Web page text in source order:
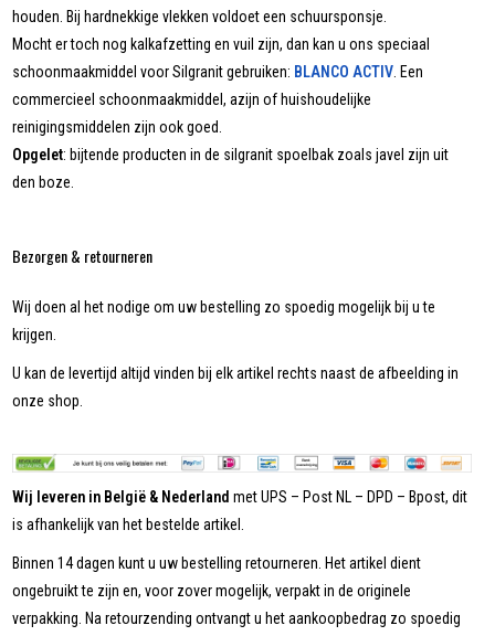
houden. Bij hardnekkige vlekken voldoet een schuursponsje.
Mocht er toch nog kalkafzetting en vuil zijn, dan kan u ons speciaal
schoonmaakmiddel voor Silgranit gebruiken: BLANCO ACTIV. Een
commercieel schoonmaakmiddel, azijn of huishoudelijke
reinigingsmiddelen zijn ook goed.
Opgelet: bijtende producten in de silgranit spoelbak zoals javel zijn uit
den boze.
Bezorgen & retourneren
Wij doen al het nodige om uw bestelling zo spoedig mogelijk bij u te
krijgen.
U kan de levertijd altijd vinden bij elk artikel rechts naast de afbeelding in
onze shop.
Wij leveren in België & Nederland met UPS – Post NL – DPD – Bpost, dit
is afhankelijk van het bestelde artikel.
Binnen 14 dagen kunt u uw bestelling retourneren. Het artikel dient
ongebruikt te zijn en, voor zover mogelijk, verpakt in de originele
verpakking. Na retourzending ontvangt u het aankoopbedrag zo spoedig